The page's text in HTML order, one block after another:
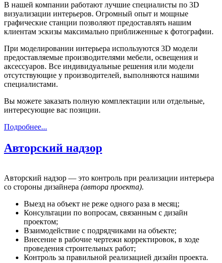
В нашей компании работают лучшие специалисты по 3D
визуализации интерьеров. Огромный опыт и мощные
графические станции позволяют предоставлять нашим
клиентам эскизы максимально приближенные к фотографии.
При моделировании интерьера используются 3D модели
предоставляемые производителями мебели, освещения и
аксессуаров. Все индивидуальные решения или модели
отсутствующие у производителей, выполняются нашими
специалистами.
Вы можете заказать полную комплектации или отдельные,
интересующие вас позиции.
Подробнее...
Авторский надзор
Авторский надзор — это контроль при реализации интерьера
со стороны дизайнера (автора проекта).
Выезд на объект не реже одного раза в месяц;
Консультации по вопросам, связанным с дизайн
проектом;
Взаимодействие с подрядчиками на объекте;
Внесение в рабочие чертежи корректировок, в ходе
проведения строительных работ;
Контроль за правильной реализацией дизайн проекта.